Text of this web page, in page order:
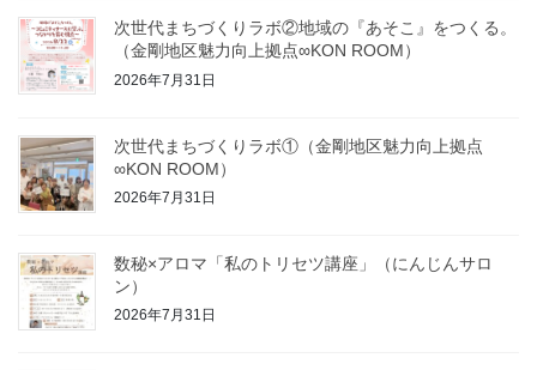
次世代まちづくりラボ②地域の『あそこ』をつくる。
（金剛地区魅力向上拠点∞KON ROOM）
2026年7月31日
次世代まちづくりラボ①（金剛地区魅力向上拠点
∞KON ROOM）
2026年7月31日
数秘×アロマ「私のトリセツ講座」（にんじんサロ
ン）
2026年7月31日